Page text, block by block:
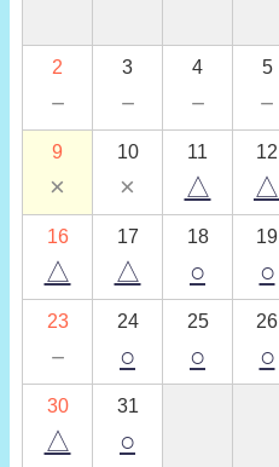
2
－
3
－
4
－
5
－
9
×
10
×
11
△
12
△
16
△
17
△
18
○
19
○
23
－
24
○
25
○
26
○
30
△
31
○